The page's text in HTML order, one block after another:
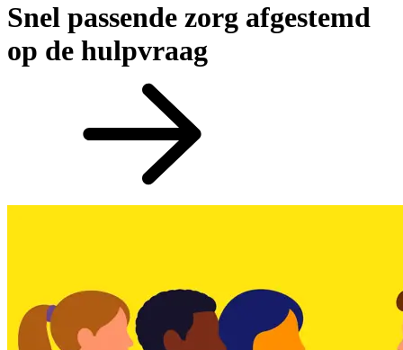
Snel passende zorg afgestemd
op de hulpvraag